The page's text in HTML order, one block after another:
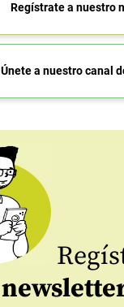
Regístrate a nuestro
Únete a nuestro canal